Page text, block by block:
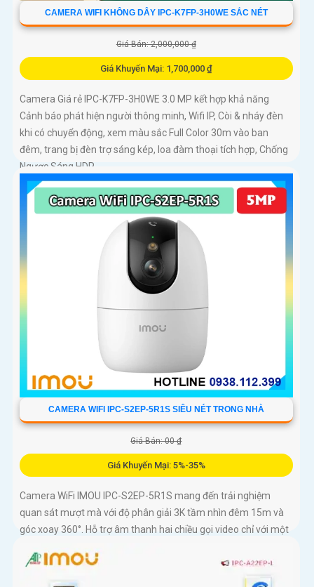
CAMERA WIFI KHÔNG DÂY IPC-K7FP-3H0WE SẮC NÉT
Giá Bán: 2,000,000 ₫
Giá Khuyến Mại: 1,700,000 ₫
Camera Giá rẻ IPC-K7FP-3H0WE 3.0 MP kết hợp khả năng
Cảnh báo phát hiện người thông minh, Wifi IP, Còi & nháy đèn
khi có chuyển động, xem màu sắc Full Color 30m vào ban
đêm, trang bị đèn trợ sáng kép, loa đàm thoại tích hợp, Chống
Ngược Sáng HDR
CAMERA WIFI IPC-S2EP-5R1S SIÊU NÉT TRONG NHÀ
Giá Bán: 00 ₫
Giá Khuyến Mại: 5%-35%
Camera WiFi IMOU IPC-S2EP-5R1S mang đến trải nghiệm
quan sát mượt mà với độ phân giải 3K tầm nhìn đêm 15m và
góc xoay 360°. Hỗ trợ âm thanh hai chiều gọi video chỉ với một